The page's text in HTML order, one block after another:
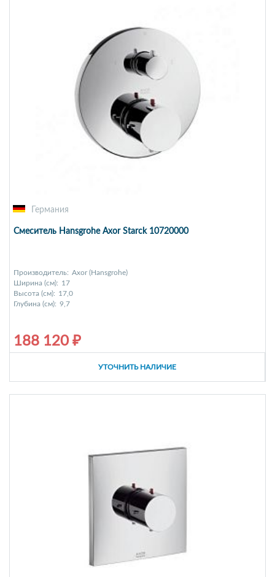
Германия
Смеситель Hansgrohe Axor Starck 10720000
Производитель: Axor (Hansgrohe)
Ширина (см): 17
Высота (см): 17,0
Глубина (см): 9,7
188 120 ₽
УТОЧНИТЬ НАЛИЧИЕ